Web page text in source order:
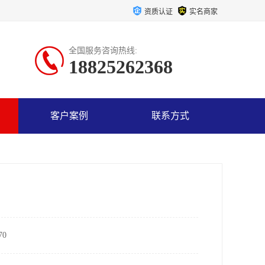
资质认证 实名商家
全国服务咨询热线:
18825262368
客户案例 联系方式